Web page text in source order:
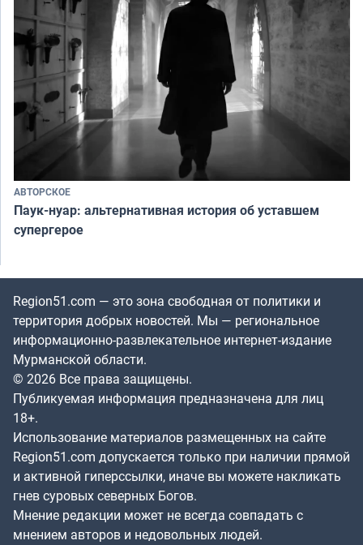
АВТОРСКОЕ
Паук-нуар: альтернативная история об уставшем
супергерое
Region51.com — это зона свободная от политики и
территория добрых новостей. Мы — региональное
информационно-развлекательное интернет-издание
Мурманской области.
© 2026 Все права защищены.
Публикуемая информация предназначена для лиц
18+.
Использование материалов размещенных на сайте
Region51.com допускается только при наличии прямой
и активной гиперссылки, иначе вы можете накликать
гнев суровых северных Богов.
Мнение редакции может не всегда совпадать с
мнением авторов и недовольных людей.